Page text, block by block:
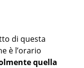
di questa
è l’orario
quella